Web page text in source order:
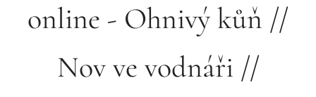
online - Ohnivý kůň //
Nov ve vodnáři //